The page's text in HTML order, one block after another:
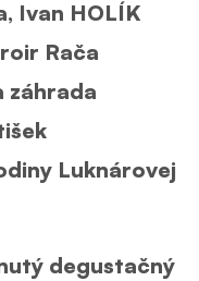
Ivan HOLÍK
Rača
záhrada
Luknárovej
degustačný